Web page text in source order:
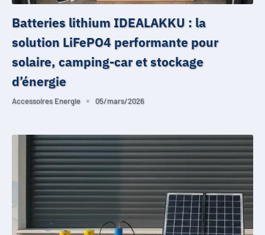
Batteries lithium IDEALAKKU : la
solution LiFePO4 performante pour
solaire, camping-car et stockage
d’énergie
Accessoires Energie 05/mars/2026